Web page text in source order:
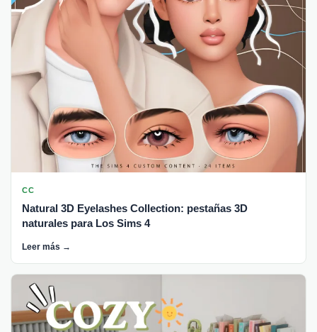
CC
Natural 3D Eyelashes Collection: pestañas 3D
naturales para Los Sims 4
Leer más →